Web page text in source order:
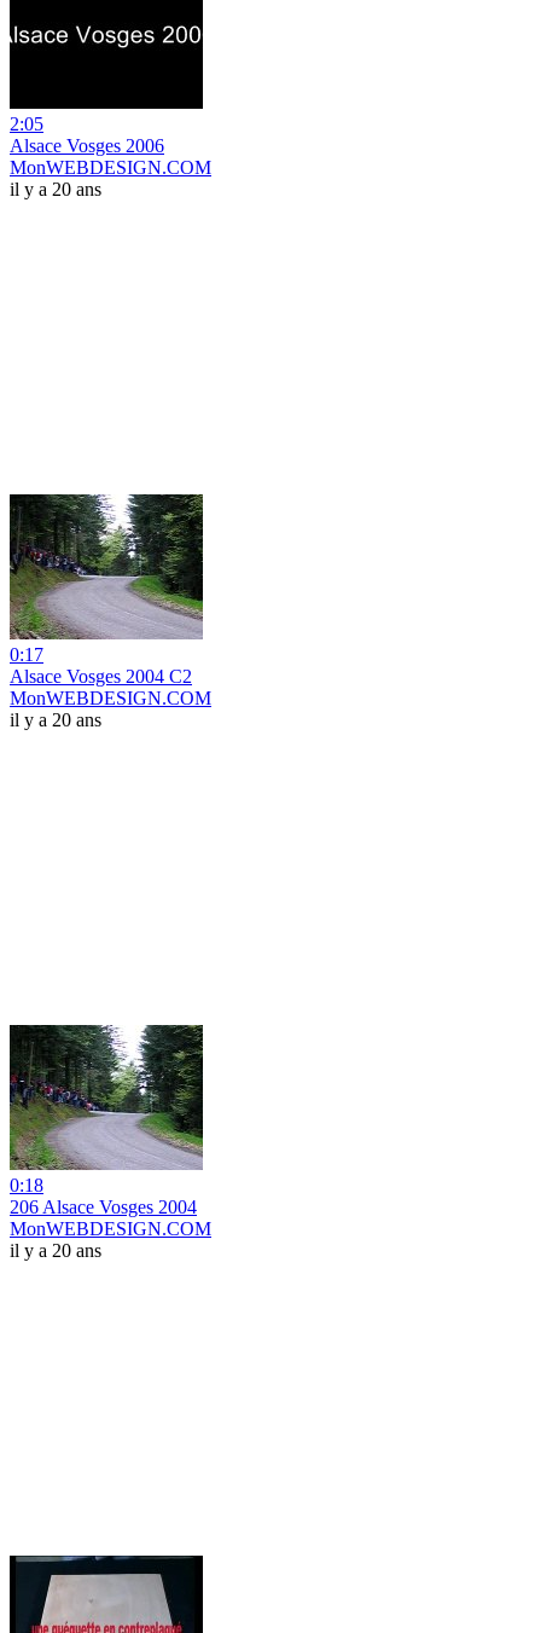
2:05
Alsace Vosges 2006
MonWEBDESIGN.COM
il y a 20 ans
0:17
Alsace Vosges 2004 C2
MonWEBDESIGN.COM
il y a 20 ans
0:18
206 Alsace Vosges 2004
MonWEBDESIGN.COM
il y a 20 ans